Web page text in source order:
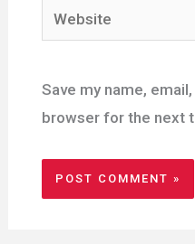
Website
Save my name,
browser for the next